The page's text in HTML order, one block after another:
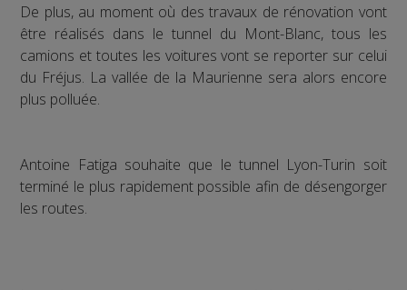
De plus, au moment où des travaux de rénovation vont
être réalisés dans le tunnel du Mont-Blanc, tous les
camions et toutes les voitures vont se reporter sur celui
du Fréjus. La vallée de la Maurienne sera alors encore
plus polluée.
Antoine Fatiga souhaite que le tunnel Lyon-Turin soit
terminé le plus rapidement possible afin de désengorger
les routes.